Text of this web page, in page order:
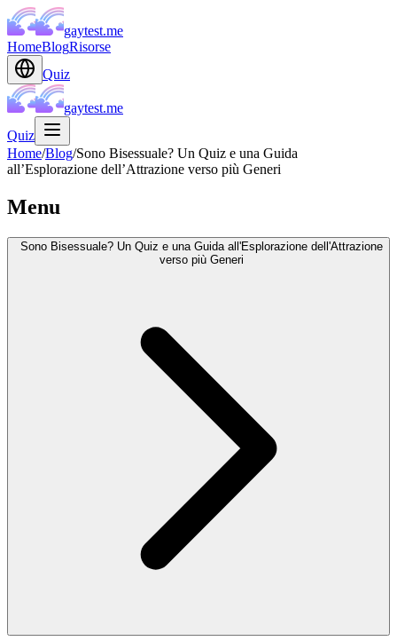
gaytest.me
HomeBlogRisorse
Quiz
gaytest.me
Quiz
Home/Blog/Sono Bisessuale? Un Quiz e una Guida
all’Esplorazione dell’Attrazione verso più Generi
Menu
Sono Bisessuale? Un Quiz e una Guida all'Esplorazione dell'Attrazione
verso più Generi